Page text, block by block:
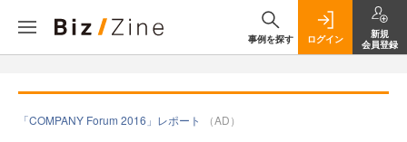
事例を探す ログイン
新規
会員登録
「COMPANY Forum 2016」レポート （AD）